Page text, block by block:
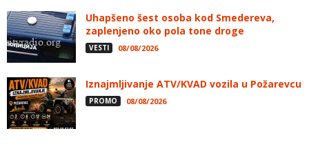
Uhapšeno šest osoba kod Smedereva,
zaplenjeno oko pola tone droge
VESTI 08/08/2026
Iznajmljivanje ATV/KVAD vozila u Požarevcu
PROMO 08/08/2026